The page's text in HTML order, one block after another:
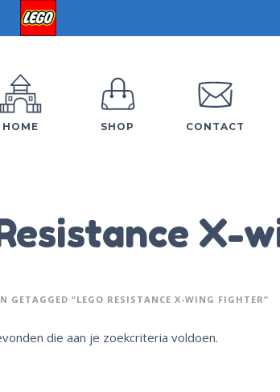
HOME SHOP CONTACT
X-
GETAGGED “LEGO RESISTANCE X-WING FIGHTER”
die aan je zoekcriteria voldoen.